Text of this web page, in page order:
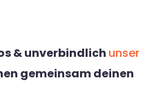
& unverbindlich unser
gemeinsam deinen